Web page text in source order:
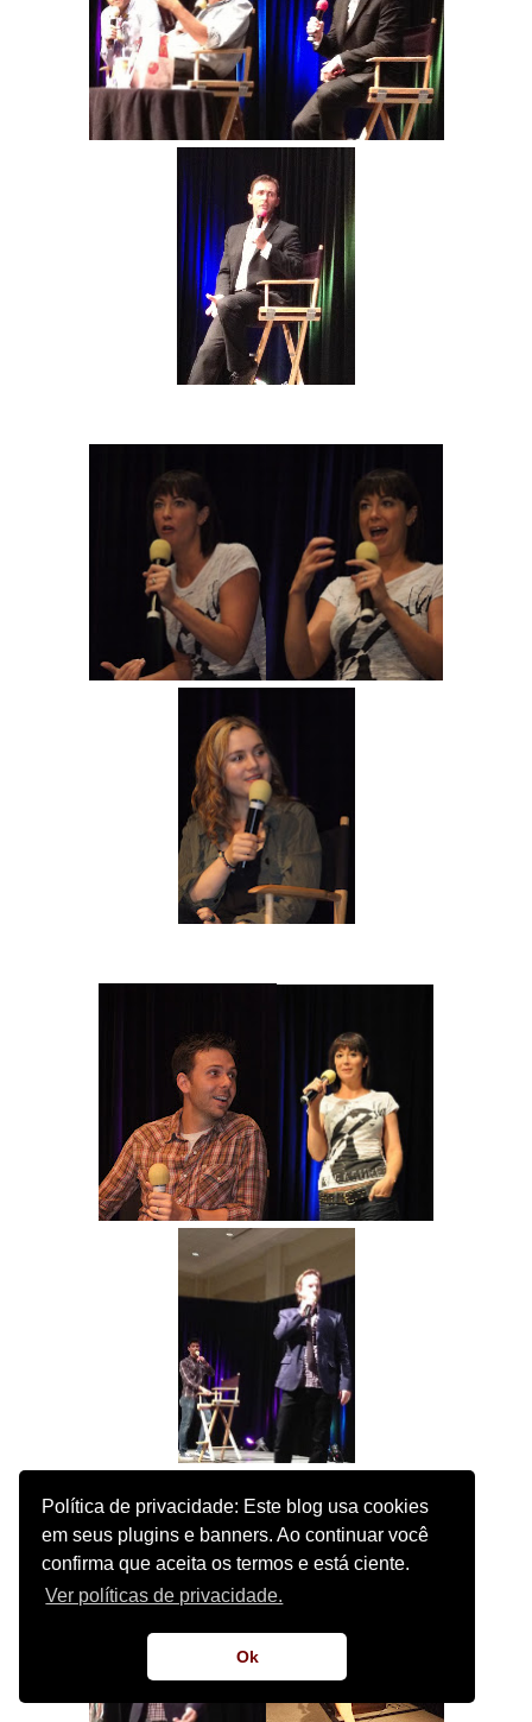
Política de privacidade: Este blog usa cookies
em seus plugins e banners. Ao continuar você
confirma que aceita os termos e está ciente.
Ver políticas de privacidade.
Ok